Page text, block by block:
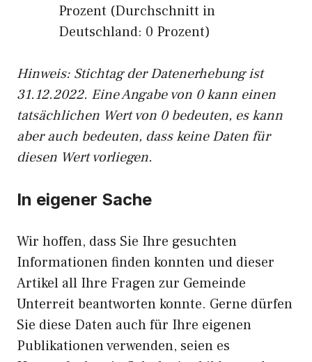
Prozent (Durchschnitt in
Deutschland: 0 Prozent)
Hinweis: Stichtag der Datenerhebung ist
31.12.2022. Eine Angabe von 0 kann einen
tatsächlichen Wert von 0 bedeuten, es kann
aber auch bedeuten, dass keine Daten für
diesen Wert vorliegen.
In eigener Sache
Wir hoffen, dass Sie Ihre gesuchten
Informationen finden konnten und dieser
Artikel all Ihre Fragen zur Gemeinde
Unterreit beantworten konnte. Gerne dürfen
Sie diese Daten auch für Ihre eigenen
Publikationen verwenden, seien es